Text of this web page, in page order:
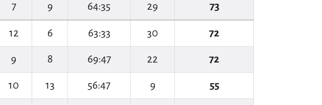
7 9 64:35 29 73
12 6 63:33 30 72
9 8 69:47 22 72
10 13 56:47 9 55